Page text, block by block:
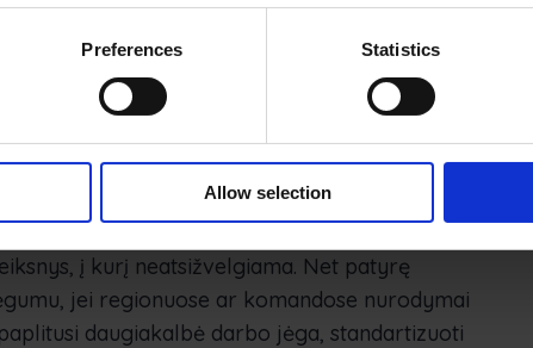
Preferences Statistics
Allow selection
aplinkoje, kur dažnai keičiasi
kurie kasdien nėra akivaizdūs. Tam tikros
elgesio ar nedidelių techninių
imtis tikslingų intervencijų, o ne iš esmės
į kurį neatsižvelgiama. Net patyrę
jei regionuose ar komandose nurodymai
daugiakalbė darbo jėga, standartizuoti